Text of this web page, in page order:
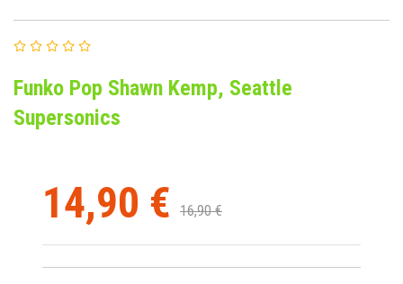
Funko Pop Shawn Kemp, Seattle
Supersonics
14,90 € 16,90 €